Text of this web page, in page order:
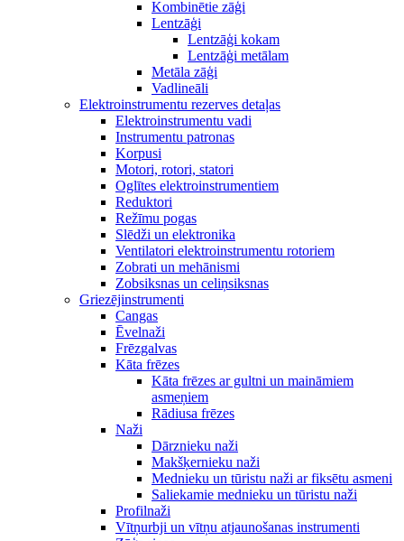
Kombinētie zāģi
Lentzāģi
Lentzāģi kokam
Lentzāģi metālam
Metāla zāģi
Vadlineāli
Elektroinstrumentu rezerves detaļas
Elektroinstrumentu vadi
Instrumentu patronas
Korpusi
Motori, rotori, statori
Oglītes elektroinstrumentiem
Reduktori
Režīmu pogas
Slēdži un elektronika
Ventilatori elektroinstrumentu rotoriem
Zobrati un mehānismi
Zobsiksnas un celiņsiksnas
Griezējinstrumenti
Cangas
Ēvelnaži
Frēzgalvas
Kāta frēzes
Kāta frēzes ar gultni un maināmiem
asmeņiem
Rādiusa frēzes
Naži
Dārznieku naži
Makšķernieku naži
Mednieku un tūristu naži ar fiksētu asmeni
Saliekamie mednieku un tūristu naži
Profilnaži
Vītņurbji un vītņu atjaunošanas instrumenti